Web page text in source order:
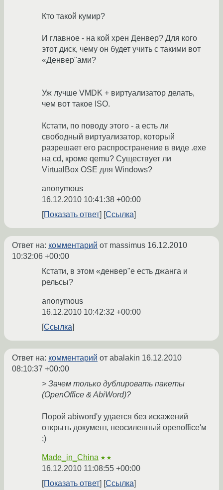
Кто такой кумир?
И главное - на кой хрен Денвер? Для кого
этот диск, чему он будет учить с такими вот
«Денвер"ами?
Уж лучше VMDK + виртуализатор делать,
чем вот такое ISO.
Кстати, по поводу этого - а есть ли
свободный виртуализатор, который
разрешает его распространение в виде .exe
на cd, кроме qemu? Существует ли
VirtualBox OSE для Windows?
anonymous
16.12.2010 10:41:38 +00:00
Показать ответ
Ссылка
Ответ на: комментарий от massimus 16.12.2010
10:32:06 +00:00
Кстати, в этом «денвер"е есть джанга и
рельсы?
anonymous
16.12.2010 10:42:32 +00:00
Ссылка
Ответ на: комментарий от abalakin 16.12.2010
08:10:37 +00:00
> Зачем только дублировать пакеты
(OpenOffice & AbiWord)?
Порой abiword'у удается без искажений
открыть документ, неосиленный openoffice'м
;)
Made_in_China ★★
16.12.2010 11:08:55 +00:00
Показать ответ
Ссылка